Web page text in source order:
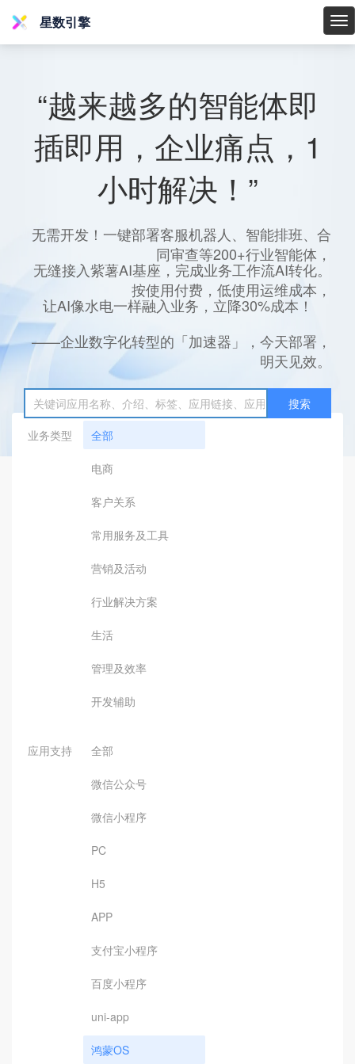
星
星数引擎
“越来越多的智能体即
插即用，企业痛点，1
小时解决！”
无需开发！一键部署客服机器人、智能排班、合
同审查等200+行业智能体，
无缝接入紫薯AI基座，完成业务工作流AI转化。
按使用付费，低使用运维成本，
让AI像水电一样融入业务，立降30%成本！
——企业数字化转型的「加速器」，今天部署，
明天见效。
搜索
业务类型
全部
电商
客户关系
常用服务及工具
营销及活动
行业解决方案
生活
管理及效率
开发辅助
应用支持 全部
微信公众号
微信小程序
PC
H5
APP
支付宝小程序
百度小程序
uni-app
鸿蒙OS